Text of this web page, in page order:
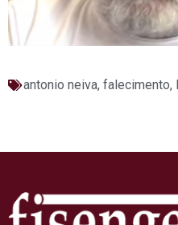
antonio neiva, falecimento,